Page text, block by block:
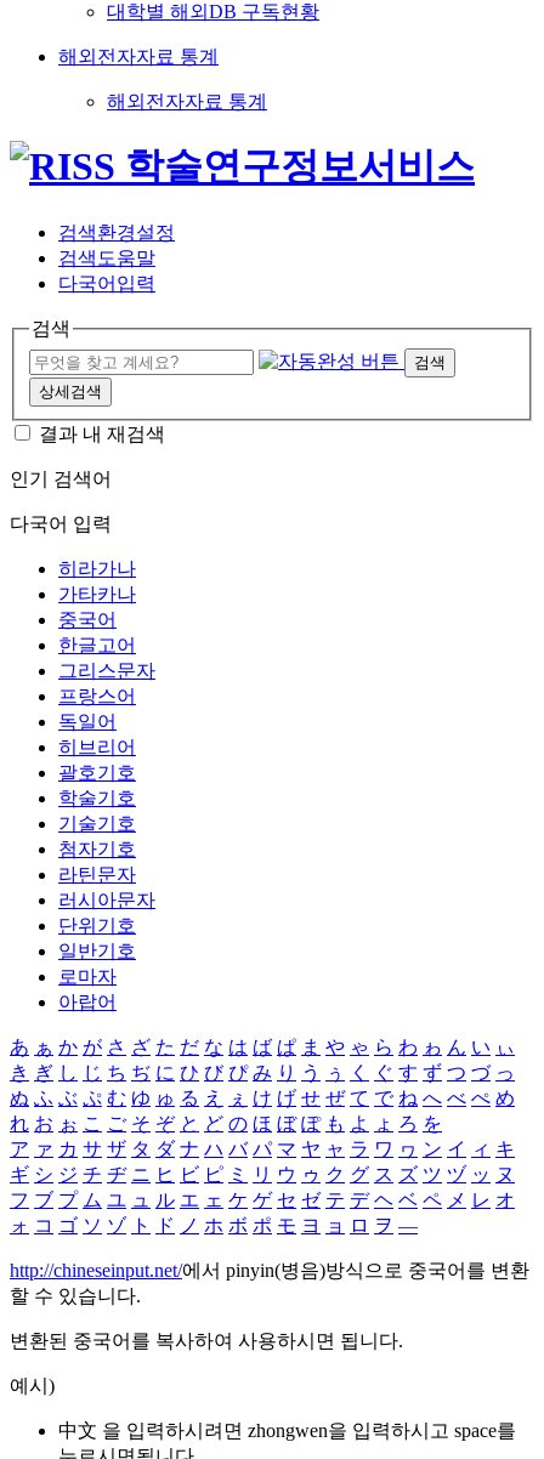
대학별 해외DB 구독현황
해외전자자료 통계
해외전자자료 통계
검색환경설정
검색도움말
다국어입력
검색
검색
상세검색
결과 내 재검색
인기 검색어
다국어 입력
히라가나
가타카나
중국어
한글고어
그리스문자
프랑스어
독일어
히브리어
괄호기호
학술기호
기술기호
첨자기호
라틴문자
러시아문자
단위기호
일반기호
로마자
아랍어
あ ぁ か が さ ざ た だ な は ば ぱ ま や ゃ ら わ ゎ ん い ぃ
き ぎ し じ ち ぢ に ひ び ぴ み り う ぅ く ぐ す ず つ づ っ
ぬ ふ ぶ ぷ む ゆ ゅ る え ぇ け げ せ ぜ て で ね へ べ ぺ め
れ お ぉ こ ご そ ぞ と ど の ほ ぼ ぽ も よ ょ ろ を
ア ァ カ サ ザ タ ダ ナ ハ バ パ マ ヤ ャ ラ ワ ヮ ン イ ィ キ
ギ シ ジ チ ヂ ニ ヒ ビ ピ ミ リ ウ ゥ ク グ ス ズ ツ ヅ ッ ヌ
フ ブ プ ム ユ ュ ル エ ェ ケ ゲ セ ゼ テ デ ヘ ベ ペ メ レ オ
ォ コ ゴ ソ ゾ ト ド ノ ホ ボ ポ モ ヨ ョ ロ ヲ ―
http://chineseinput.net/에서 pinyin(병음)방식으로 중국어를 변환
할 수 있습니다.
변환된 중국어를 복사하여 사용하시면 됩니다.
예시)
中文 을 입력하시려면 zhongwen을 입력하시고 space를